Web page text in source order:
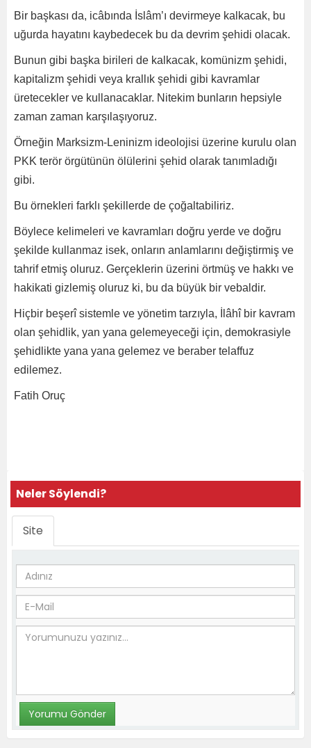
Bir başkası da, icâbında İslâm’ı devirmeye kalkacak, bu
uğurda hayatını kaybedecek bu da devrim şehidi olacak.
Bunun gibi başka birileri de kalkacak, komünizm şehidi,
kapitalizm şehidi veya krallık şehidi gibi kavramlar
üretecekler ve kullanacaklar. Nitekim bunların hepsiyle
zaman zaman karşılaşıyoruz.
Örneğin Marksizm-Leninizm ideolojisi üzerine kurulu olan
PKK terör örgütünün ölülerini şehid olarak tanımladığı
gibi.
Bu örnekleri farklı şekillerde de çoğaltabiliriz.
Böylece kelimeleri ve kavramları doğru yerde ve doğru
şekilde kullanmaz isek, onların anlamlarını değiştirmiş ve
tahrif etmiş oluruz. Gerçeklerin üzerini örtmüş ve hakkı ve
hakikati gizlemiş oluruz ki, bu da büyük bir vebaldir.
Hiçbir beşerî sistemle ve yönetim tarzıyla, İlâhî bir kavram
olan şehidlik, yan yana gelemeyeceği için, demokrasiyle
şehidlikte yana yana gelemez ve beraber telaffuz
edilemez.
Fatih Oruç
Neler Söylendi?
Site